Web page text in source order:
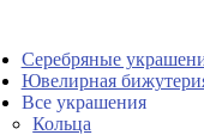
Серебряные
Ювелирная
Все украшения
Кольца